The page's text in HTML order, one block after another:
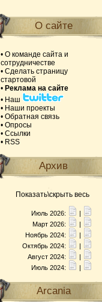
О сайте
• О команде сайта и
сотрудничестве
• Сделать страницу
стартовой
• Реклама на сайте
• Наш
• Наши проекты
• Обратная связь
• Опросы
• Ссылки
• RSS
Архив
Показать\скрыть весь
Июль 2026:
|
Март 2026:
|
Ноябрь 2024:
|
Октябрь 2024:
|
Август 2024:
|
Июль 2024:
|
Arcania